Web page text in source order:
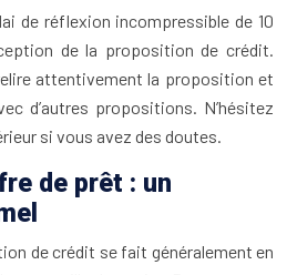
de réflexion incompressible de 10
de la proposition de crédit.
attentivement la proposition et
d’autres propositions. N’hésitez
si vous avez des doutes.
de prêt : un
de crédit se fait généralement en